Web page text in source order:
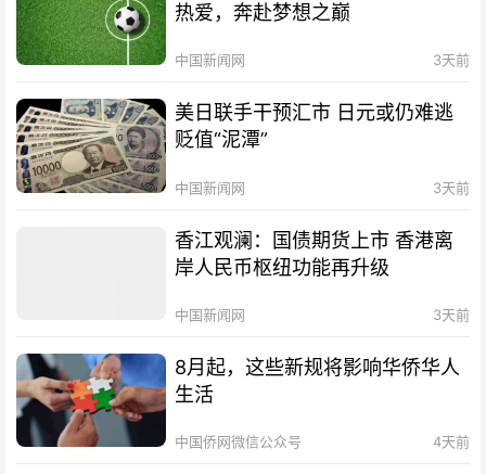
热爱，奔赴梦想之巅
中国新闻网 3天前
美日联手干预汇市 日元或仍难逃
贬值“泥潭”
中国新闻网 3天前
香江观澜：国债期货上市 香港离
岸人民币枢纽功能再升级
中国新闻网 3天前
8月起，这些新规将影响华侨华人
生活
中国侨网微信公众号 4天前